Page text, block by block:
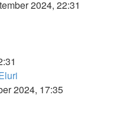
2024, 22:31
2024, 17:35